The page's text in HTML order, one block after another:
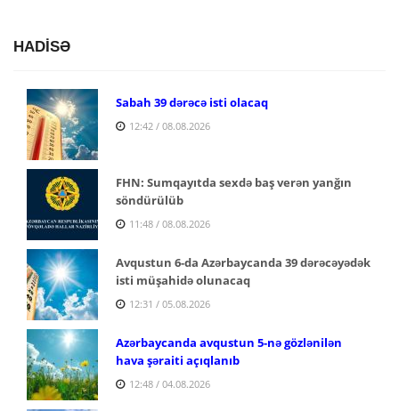
HADİSƏ
Sabah 39 dərəcə isti olacaq
12:42 / 08.08.2026
FHN: Sumqayıtda sexdə baş verən yanğın
söndürülüb
11:48 / 08.08.2026
Avqustun 6-da Azərbaycanda 39 dərəcəyədək
isti müşahidə olunacaq
12:31 / 05.08.2026
Azərbaycanda avqustun 5-nə gözlənilən
hava şəraiti açıqlanıb
12:48 / 04.08.2026